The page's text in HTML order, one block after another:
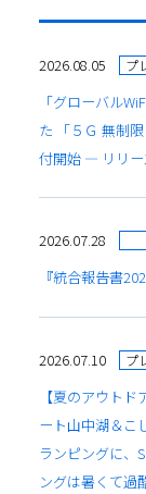
2026.08.05 プ
「グローバル
た 「５Ｇ 無制
付開始 ― リリ
2026.07.28
『統合報告書
2026.07.10 プ
【夏のアウト
ート山中湖＆こ
ランピングに、
ングは暑くて過